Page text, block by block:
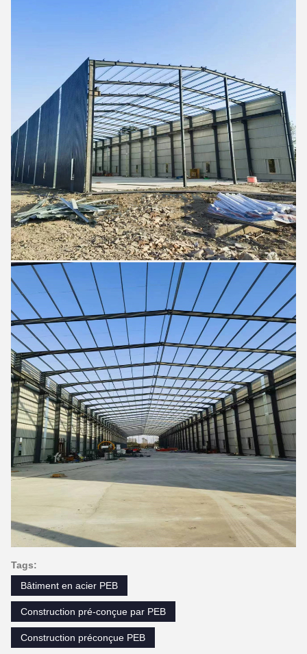
Tags:
Bâtiment en acier PEB
Construction pré-conçue par PEB
Construction préconçue PEB